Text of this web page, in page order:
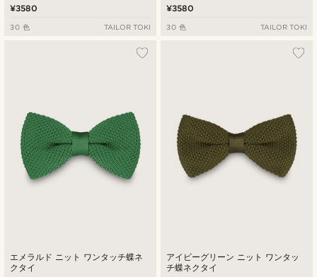
¥3580
30 色 TAILOR TOKI
¥3580
30 色 TAILOR TOKI
エメラルド ニット ワンタッチ蝶ネ
クタイ
アイビーグリーン ニット ワンタッ
チ蝶ネクタイ